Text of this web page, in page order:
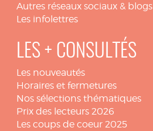
Autres réseaux sociaux & blogs
Les infolettres
LES + CONSULTÉS
Les nouveautés
Horaires et fermetures
Nos sélections thématiques
Prix des lecteurs 2026
Les coups de coeur 2025